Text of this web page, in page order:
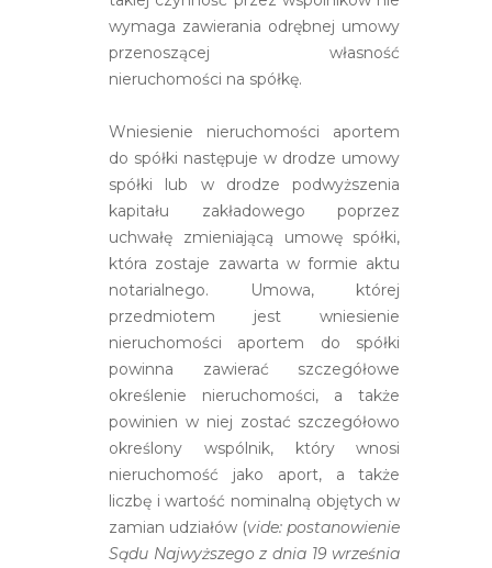
wymaga zawierania odrębnej umowy
przenoszącej własność
nieruchomości na spółkę.
Wniesienie nieruchomości aportem
do spółki następuje w drodze umowy
spółki lub w drodze podwyższenia
kapitału zakładowego poprzez
uchwałę zmieniającą umowę spółki,
która zostaje zawarta w formie aktu
notarialnego. Umowa, której
przedmiotem jest wniesienie
nieruchomości aportem do spółki
powinna zawierać szczegółowe
określenie nieruchomości, a także
powinien w niej zostać szczegółowo
określony wspólnik, który wnosi
nieruchomość jako aport, a także
liczbę i wartość nominalną objętych w
zamian udziałów (vide: postanowienie
Sądu Najwyższego z dnia 19 września